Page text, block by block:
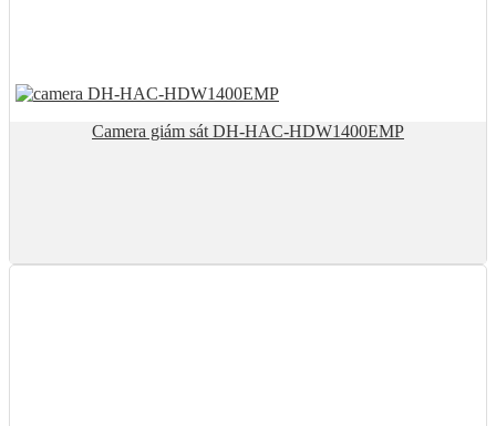
Camera giám sát DH-HAC-HDW1400EMP